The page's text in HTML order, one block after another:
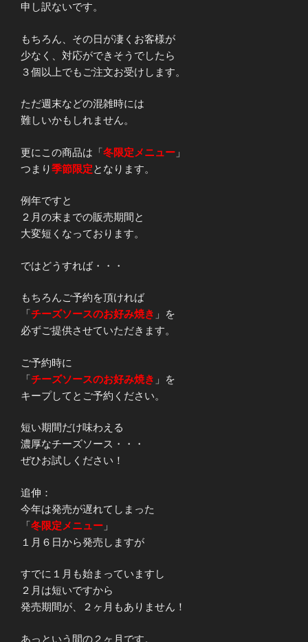
申し訳ないです。
もちろん、その日が凄くお客様が
少なく、対応ができそうでしたら
３個以上でもご注文お受けします。
ただ週末などの混雑時には
難しいかもしれません。
更にこの商品は「冬限定メニュー 」
つまり季節限定となります。
例年ですと
２月の末までの販売期間と
大変短くなっております。
ではどうすれば・・・
もちろんご予約を頂ければ
「チーズソースのお好み焼き 」を
必ずご提供させていただきます。
ご予約時に
「チーズソースのお好み焼き 」を
キープしてとご予約ください。
短い期間だけ味わえる
濃厚なチーズソース・・・
ぜひお試しください！
追伸：
今年は発売が遅れてしまった
「冬限定メニュー 」
１月６日から発売しますが
すでに１月も始まっていますし
２月は短いですから
発売期間が、２ヶ月もありません！
あっという間の２ヶ月です。